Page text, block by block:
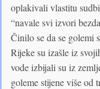
oplakivali vlastitu
“navale svi izvori
Činilo se da se golemi
Rijeke su izašle iz
vode izbijali su iz
goleme stijene više od